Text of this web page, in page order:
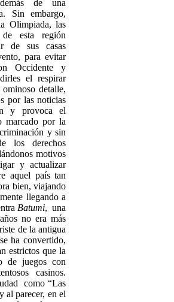
de una
Sin embargo,
Olimpiada, las
de esta región
de sus casas
para evitar
Occidente y
el respirar
detalle,
por las noticias
y provoca el
marcado por la
y sin
los derechos
motivos
y actualizar
aquel país tan
bien, viajando
llegando a
Batumi, una
no era más
de la antigua
ha convertido,
estrictos que la
de juegos con
casinos.
como “Las
al parecer, en el